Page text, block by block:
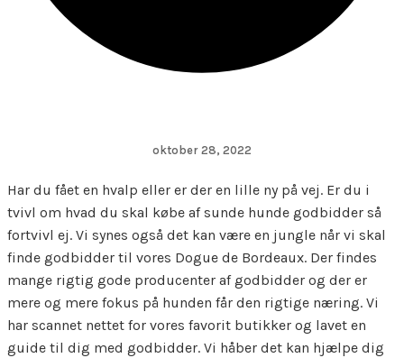
oktober 28, 2022
Har du fået en hvalp eller er der en lille ny på vej. Er du i
tvivl om hvad du skal købe af sunde hunde godbidder så
fortvivl ej. Vi synes også det kan være en jungle når vi skal
finde godbidder til vores Dogue de Bordeaux. Der findes
mange rigtig gode producenter af godbidder og der er
mere og mere fokus på hunden får den rigtige næring. Vi
har scannet nettet for vores favorit butikker og lavet en
guide til dig med godbidder. Vi håber det kan hjælpe dig